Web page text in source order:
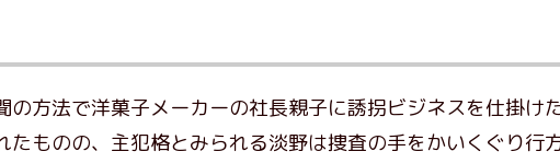
の方法で洋菓子メーカーの社長親子に誘拐ビジネスを仕掛け
たものの、主犯格とみられる淡野は捜査の手をかいくぐり行